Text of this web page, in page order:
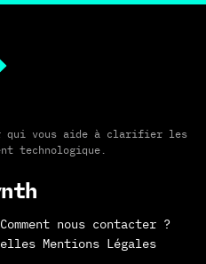
qui vous aide à clarifier les
technologique.
Comment nous contacter ?
Mentions Légales